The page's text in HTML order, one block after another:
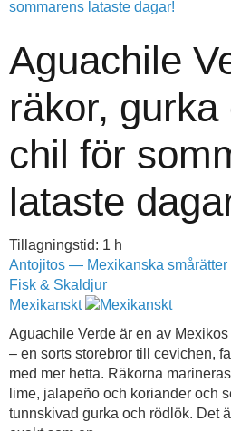
Aguachile
räkor, gurka
chil för
lataste
Tillagningstid: 1 h
Antojitos — Mexikanska smårätter
Fisk & Skaldjur
Mexikanskt
Aguachile Verde är en av
– en sorts storebror till cevichen,
med mer hetta. Räkorna
lime, jalapeño och koriander och
tunnskivad gurka och rödlök. Det